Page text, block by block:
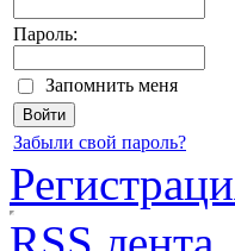
Пароль:
Запомнить меня
Забыли свой пароль?